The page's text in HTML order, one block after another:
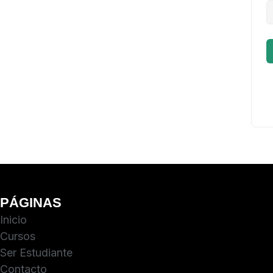
PÁGINAS
Inicio
Cursos
Ser Estudiante
Contacto